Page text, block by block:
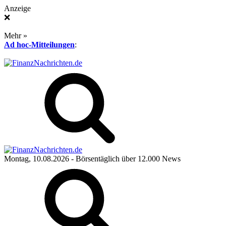
Anzeige
❌
Mehr »
Ad hoc-Mitteilungen:
Montag, 10.08.2026 - Börsentäglich über 12.000 News